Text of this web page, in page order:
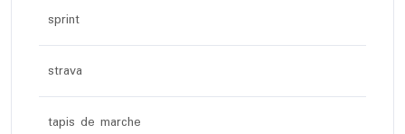
sprint
strava
tapis de marche